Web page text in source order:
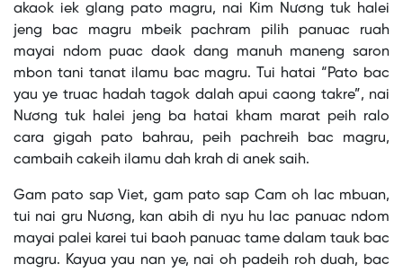
akaok iek glang pato magru, nai Kim Nương tuk halei
jeng bac magru mbeik pachram pilih panuac ruah
mayai ndom puac daok dang manuh maneng saron
mbon tani tanat ilamu bac magru. Tui hatai “Pato bac
yau ye truac hadah tagok dalah apui caong takre”, nai
Nương tuk halei jeng ba hatai kham marat peih ralo
cara gigah pato bahrau, peih pachreih bac magru,
cambaih cakeih ilamu dah krah di anek saih.
Gam pato sap Viet, gam pato sap Cam oh lac mbuan,
tui nai gru Nương, kan abih di nyu hu lac panuac ndom
mayai palei karei tui baoh panuac tame dalam tauk bac
magru. Kayua yau nan ye, nai oh padeih roh duah, bac